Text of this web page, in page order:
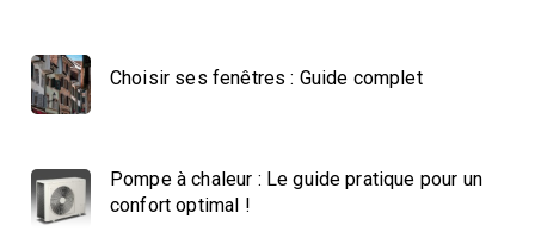
Choisir ses fenêtres : Guide complet
Pompe à chaleur : Le guide pratique pour un
confort optimal !